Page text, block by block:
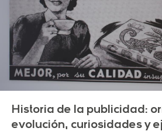
Historia de la publicidad:
evolución, curiosidades y